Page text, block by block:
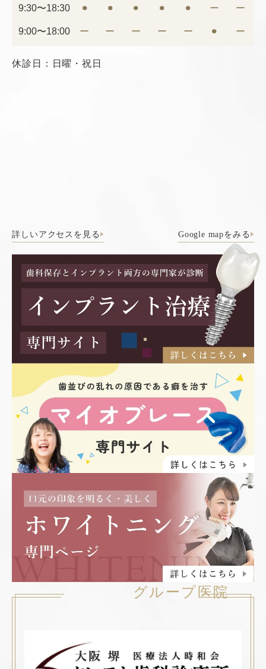
9:30〜18:30 ⚫︎ ⚫︎ ⚫︎ ⚫︎ ⚫︎ ー ー
9:00〜18:00 ー ー ー ー ー ⚫︎ ー
休診日：日曜・祝日
詳しいアクセスを見る Google mapをみる
グループ医院